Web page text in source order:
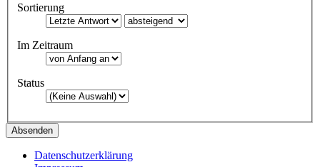
Sortierung
Im Zeitraum
Status
Datenschutzerklärung